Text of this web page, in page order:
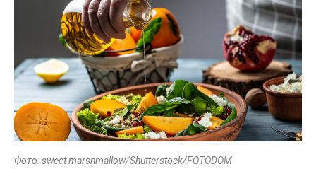
Фото: sweet marshmallow/Shutterstock/FOTODOM